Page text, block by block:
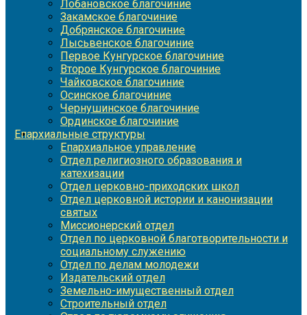
Лобановское благочиние
Закамское благочиние
Добрянское благочиние
Лысьвенское благочиние
Первое Кунгурское благочиние
Второе Кунгурское благочиние
Чайковское благочиние
Осинское благочиние
Чернушинское благочиние
Ординское благочиние
Епархиальные структуры
Епархиальное управление
Отдел религиозного образования и
катехизации
Отдел церковно-приходских школ
Отдел церковной истории и канонизации
святых
Миссионерский отдел
Отдел по церковной благотворительности и
социальному служению
Отдел по делам молодежи
Издательский отдел
Земельно-имущественный отдел
Строительный отдел